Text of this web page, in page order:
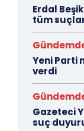
Erdal
tüm
Yeni Parti
verdi
Gazeteci
suç